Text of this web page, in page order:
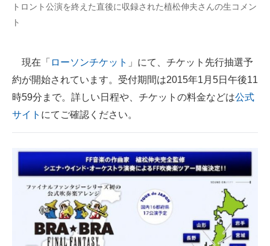
トロント公演を終えた直後に収録された植松伸夫さんの生コメン
ト
現在「 ローソンチケット 」にて、チケット先行抽選予
約が開始されています。受付期間は2015年1月5日午後11
時59分まで。詳しい日程や、チケットの料金などは公式
サイト にてご確認ください。